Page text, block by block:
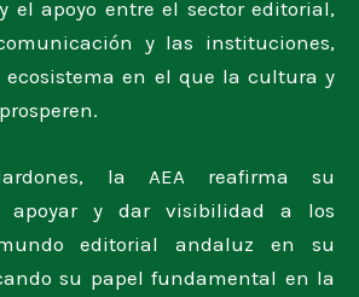
el apoyo entre el sector editorial,
y las instituciones,
en el que la cultura y
la AEA reafirma su
apoyar y dar visibilidad a los
editorial andaluz en su
su papel fundamental en la